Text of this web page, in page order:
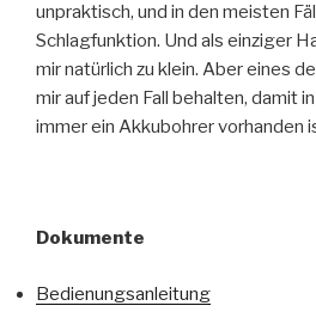
unpraktisch, und in den meisten
Schlagfunktion. Und als einziger
mir natürlich zu klein. Aber eines
mir auf jeden Fall behalten, damit
immer ein Akkubohrer vorhanden
Dokumente
Bedienungsanleitung